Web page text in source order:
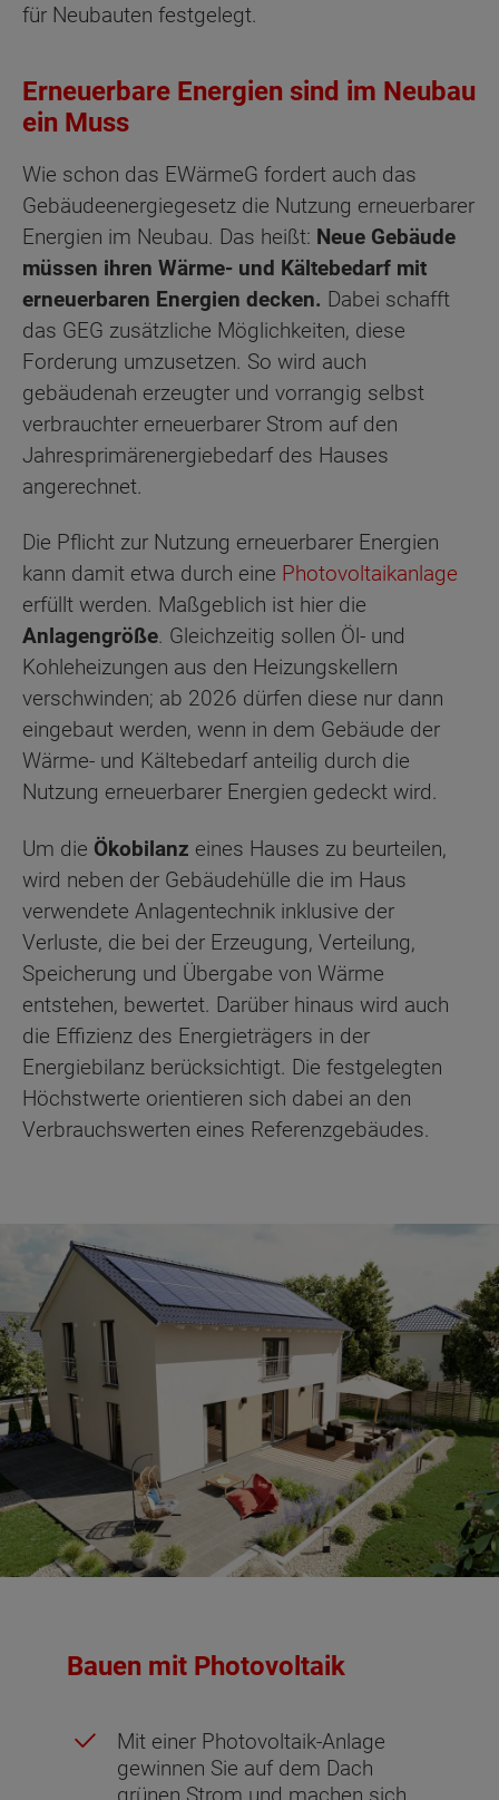
für Neubauten festgelegt.
Erneuerbare Energien sind im Neubau
ein Muss
Wie schon das EWärmeG fordert auch das
Gebäudeenergiegesetz die Nutzung erneuerbarer
Energien im Neubau. Das heißt: Neue Gebäude
müssen ihren Wärme- und Kältebedarf mit
erneuerbaren Energien decken. Dabei schafft
das GEG zusätzliche Möglichkeiten, diese
Forderung umzusetzen. So wird auch
gebäudenah erzeugter und vorrangig selbst
verbrauchter erneuerbarer Strom auf den
Jahresprimärenergiebedarf des Hauses
angerechnet.
Die Pflicht zur Nutzung erneuerbarer Energien
kann damit etwa durch eine Photovoltaikanlage
erfüllt werden. Maßgeblich ist hier die
Anlagengröße. Gleichzeitig sollen Öl- und
Kohleheizungen aus den Heizungskellern
verschwinden; ab 2026 dürfen diese nur dann
eingebaut werden, wenn in dem Gebäude der
Wärme- und Kältebedarf anteilig durch die
Nutzung erneuerbarer Energien gedeckt wird.
Um die Ökobilanz eines Hauses zu beurteilen,
wird neben der Gebäudehülle die im Haus
verwendete Anlagentechnik inklusive der
Verluste, die bei der Erzeugung, Verteilung,
Speicherung und Übergabe von Wärme
entstehen, bewertet. Darüber hinaus wird auch
die Effizienz des Energieträgers in der
Energiebilanz berücksichtigt. Die festgelegten
Höchstwerte orientieren sich dabei an den
Verbrauchswerten eines Referenzgebäudes.
Bauen mit Photovoltaik
Mit einer Photovoltaik-Anlage
gewinnen Sie auf dem Dach
grünen Strom und machen sich